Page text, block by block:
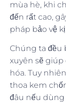
mùa hè, khi
đến rất cao,
pháp bảo vệ
Chúng ta
xuyên sẽ
hóa. Tuy
thoa kem
đâu nếu dùng